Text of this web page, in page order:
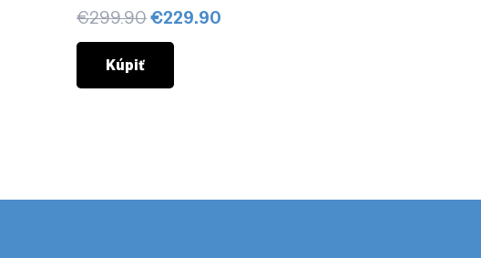
€299.90Pôvodná
cena
€299.90.
€229.90
Kúpiť